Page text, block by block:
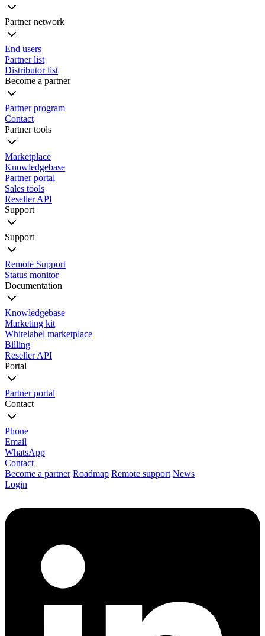
Partner network
End users
Partner list
Distributor list
Become a partner
Partner program
Contact
Partner tools
Marketplace
Knowledgebase
Partner portal
Sales tools
Reseller API
Support
Support
Remote Support
Status monitor
Documentation
Knowledgebase
Marketing kit
Whitelabel marketplace
Billing
Reseller API
Portal
Partner portal
Contact
Phone
Email
WhatsApp
Contact
Become a partner Roadmap Remote support News
Login